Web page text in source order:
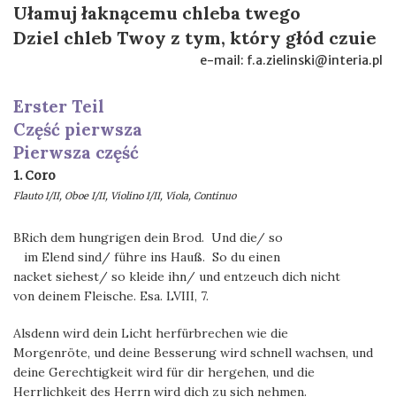
Ułamuj łaknącemu chleba twego
Dziel chleb Twoy z tym, który głód czuie
e-mail: f.a.zielinski@interia.pl
Erster Teil
Część pierwsza
Pierwsza część
1. Coro
Flauto I/II, Oboe I/II, Violino I/II, Viola, Continuo
BRich dem hungrigen dein Brod. Und die/ so
im Elend sind/ führe ins Hauß. So du einen
nacket siehest/ so kleide ihn/ und entzeuch dich nicht
von deinem Fleische. Esa. LVIII, 7.
Alsdenn wird dein Licht herfürbrechen wie die
Morgenröte, und deine Besserung wird schnell wachsen, und
deine Gerechtigkeit wird für dir hergehen, und die
Herrlichkeit des Herrn wird dich zu sich nehmen.